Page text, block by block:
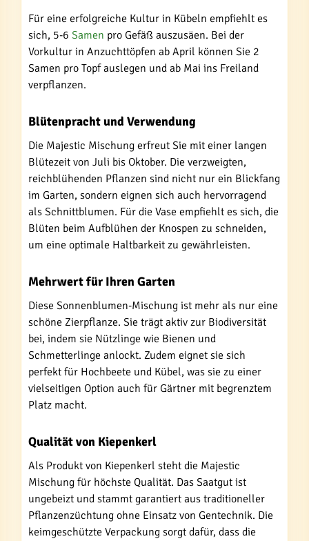
Für eine erfolgreiche Kultur in Kübeln empfiehlt es
sich, 5-6 Samen pro Gefäß auszusäen. Bei der
Vorkultur in Anzuchttöpfen ab April können Sie 2
Samen pro Topf auslegen und ab Mai ins Freiland
verpflanzen.
Blütenpracht und Verwendung
Die Majestic Mischung erfreut Sie mit einer langen
Blütezeit von Juli bis Oktober. Die verzweigten,
reichblühenden Pflanzen sind nicht nur ein Blickfang
im Garten, sondern eignen sich auch hervorragend
als Schnittblumen. Für die Vase empfiehlt es sich, die
Blüten beim Aufblühen der Knospen zu schneiden,
um eine optimale Haltbarkeit zu gewährleisten.
Mehrwert für Ihren Garten
Diese Sonnenblumen-Mischung ist mehr als nur eine
schöne Zierpflanze. Sie trägt aktiv zur Biodiversität
bei, indem sie Nützlinge wie Bienen und
Schmetterlinge anlockt. Zudem eignet sie sich
perfekt für Hochbeete und Kübel, was sie zu einer
vielseitigen Option auch für Gärtner mit begrenztem
Platz macht.
Qualität von Kiepenkerl
Als Produkt von Kiepenkerl steht die Majestic
Mischung für höchste Qualität. Das Saatgut ist
ungebeizt und stammt garantiert aus traditioneller
Pflanzenzüchtung ohne Einsatz von Gentechnik. Die
keimgeschützte Verpackung sorgt dafür, dass die